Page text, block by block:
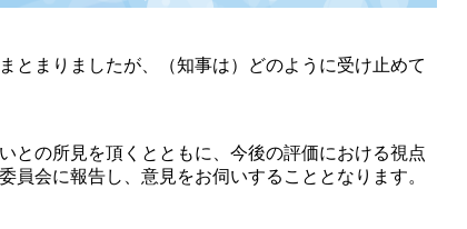
まりましたが、（知事は）どのように受け止めて
との所見を頂くとともに、今後の評価における視点
会に報告し、意見をお伺いすることとなります。